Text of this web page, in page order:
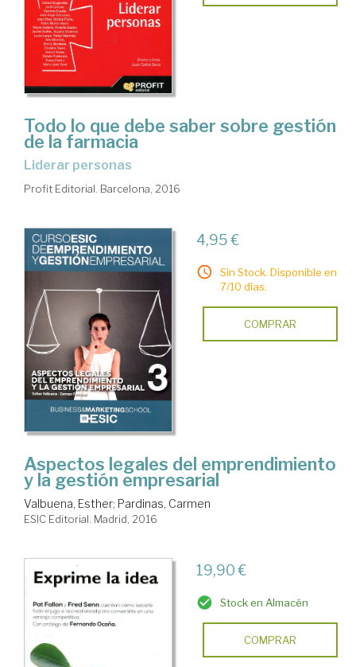
Todo lo que debe saber sobre gestión
de la farmacia
liderar personas
Profit Editorial. Barcelona, 2016
4,95 €
Sin Stock. Disponible en
7/10 días.
COMPRAR
Aspectos legales del emprendimiento
y la gestión empresarial
Valbuena, Esther; Pardinas, Carmen
ESIC Editorial. Madrid, 2016
19,90 €
Stock en Almacén
COMPRAR